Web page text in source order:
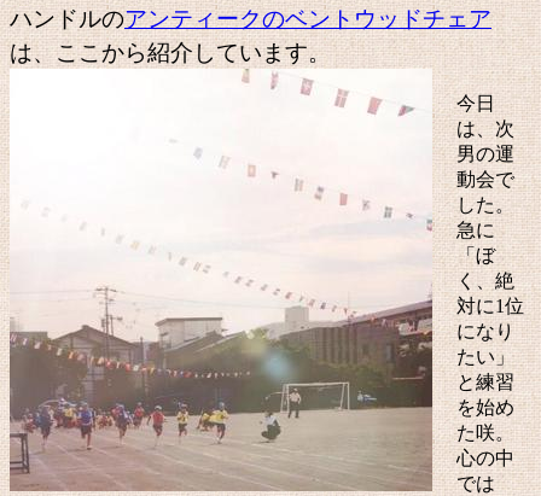
ハンドルのアンティークのベントウッドチェア
は、ここから紹介しています。
今日
は、次
男の運
動会で
した。
急に
「ぼ
く、絶
対に1位
になり
たい」
と練習
を始め
た咲。
心の中
では